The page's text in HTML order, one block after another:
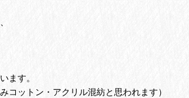
ます。
コットン・アクリル混紡と思われます）